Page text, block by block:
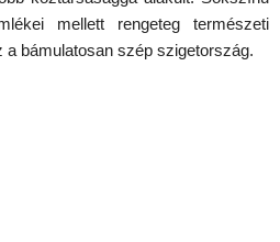
mellett rengeteg természeti
bámulatosan szép szigetország.